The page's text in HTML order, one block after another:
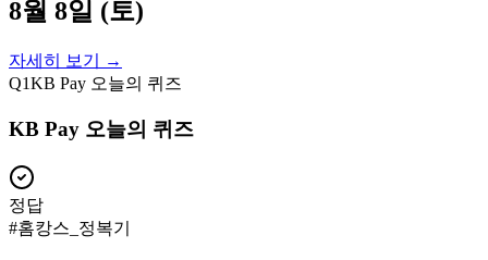
8월 8일 (토)
자세히 보기 →
Q1KB Pay 오늘의 퀴즈
KB Pay 오늘의 퀴즈
정답
#홈캉스_정복기